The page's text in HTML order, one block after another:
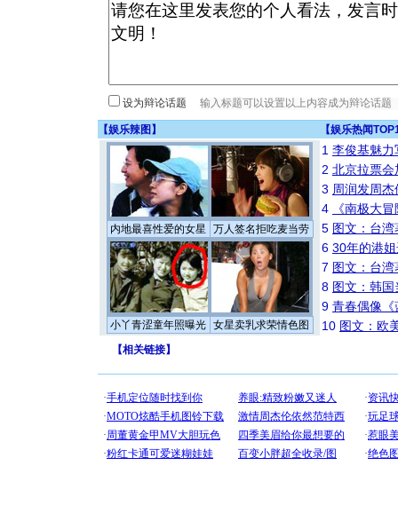
设为辩论话题
【娱乐辣图 】 【娱乐热闻
内地最喜性爱的女星 万人签名拒吃麦当劳
小丫青涩童年照曝光 女星卖乳求荣情色图
1 李俊基魅力
2 北京拉票
3 周润发周
4
《南极大
5 图文：台
6 30年的港
7 图文：台
8 图文：韩
9 青春偶像《
10 图文：欧
【相关链接】